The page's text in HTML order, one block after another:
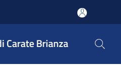
Carate Brianza